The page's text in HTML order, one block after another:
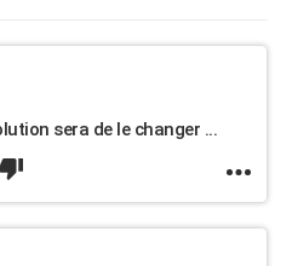
sera de le changer ...